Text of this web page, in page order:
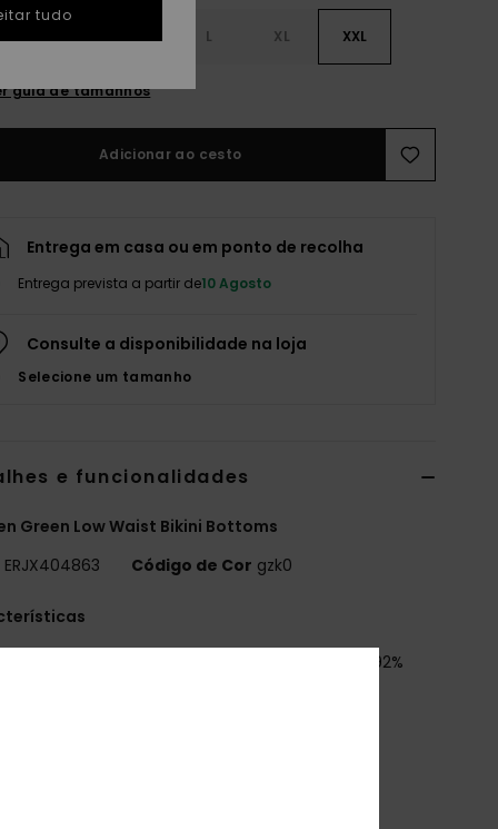
L XL XXL
guia de tamanhos
Adicionar ao cesto
Entrega em casa ou em ponto de recolha
Entrega prevista a partir de10 Agosto
Consulte a disponibilidade na loja
Selecione um tamanho
e funcionalidades
Green Low Waist Bikini Bottoms
ERJX404863 Código de Cor gzk0
Soft, strong, recycled, resistant & stretch 92%
tudo